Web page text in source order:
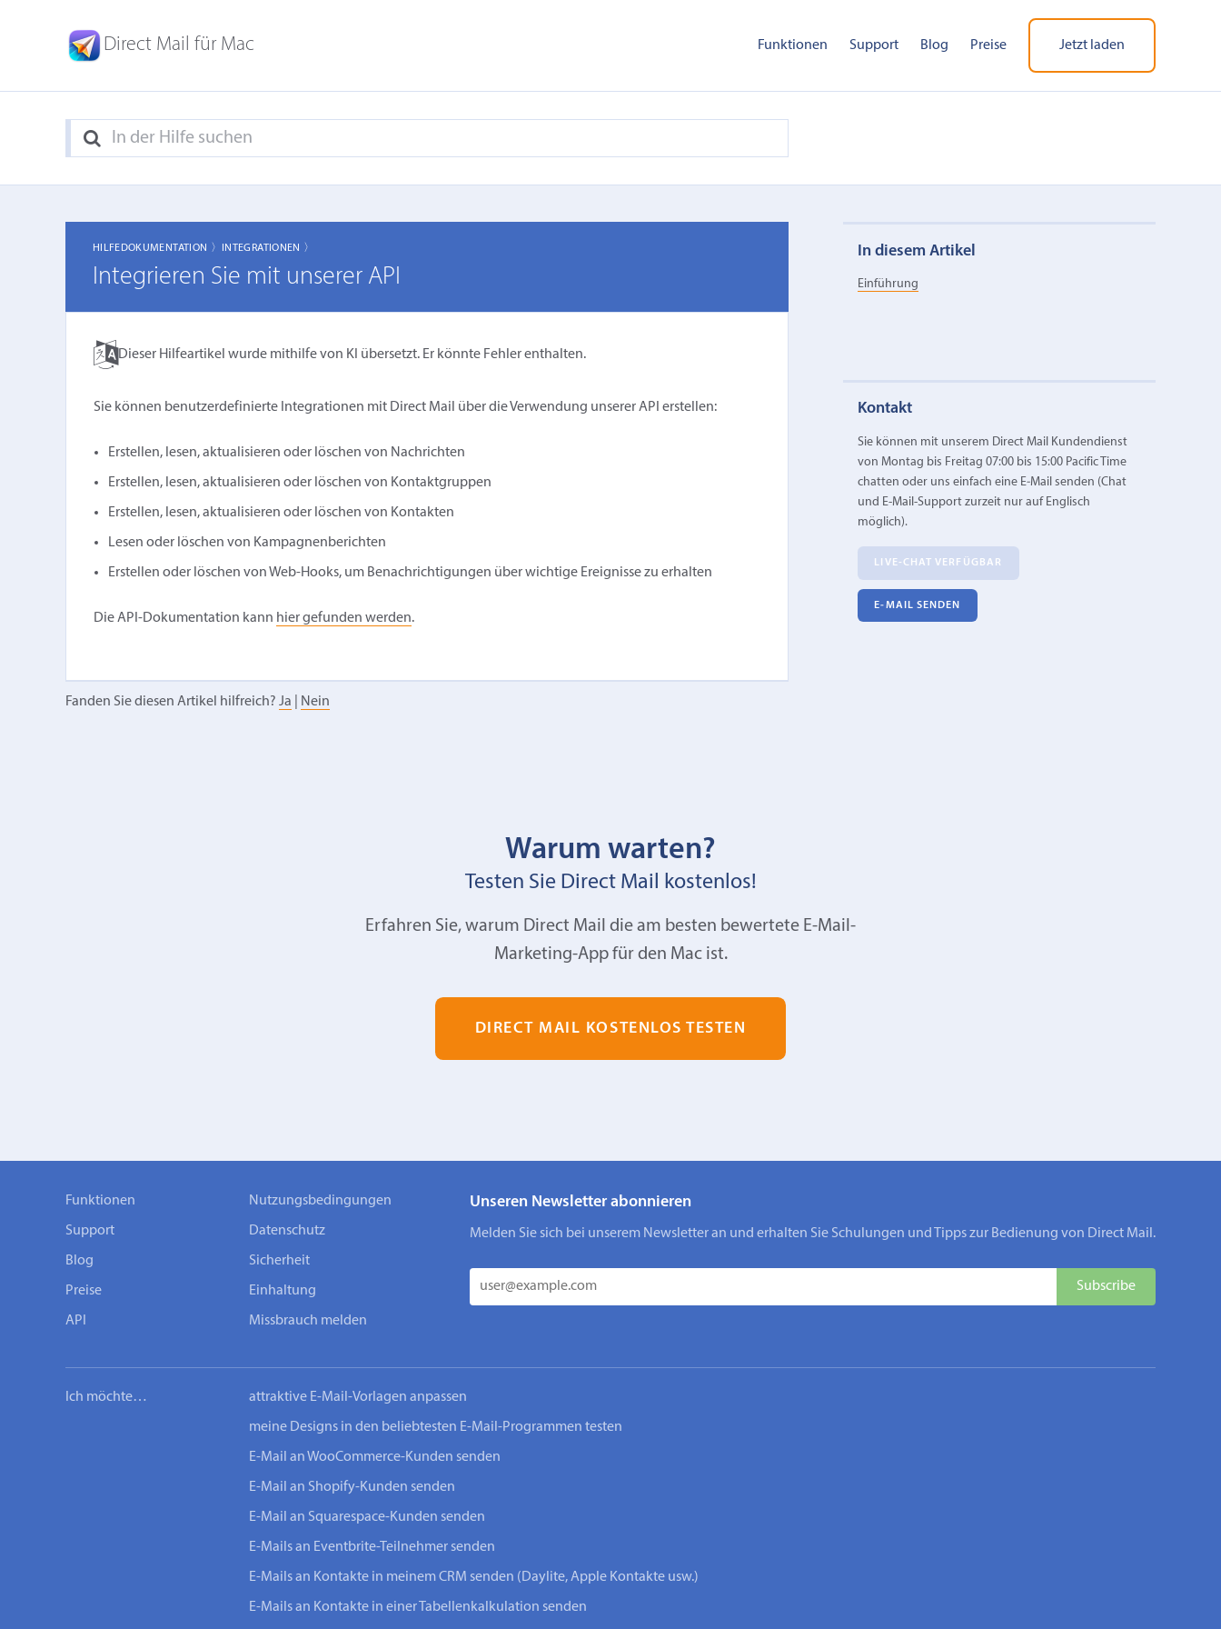
Direct Mail für Mac Funktionen Support Blog Preise Jetzt laden
HILFEDOKUMENTATION 〉 INTEGRATIONEN 〉
Integrieren Sie mit unserer API
Dieser Hilfeartikel wurde mithilfe von KI übersetzt. Er könnte Fehler enthalten.
Sie können benutzerdefinierte Integrationen mit Direct Mail über die Verwendung unserer API erstellen:
Erstellen, lesen, aktualisieren oder löschen von Nachrichten
Erstellen, lesen, aktualisieren oder löschen von Kontaktgruppen
Erstellen, lesen, aktualisieren oder löschen von Kontakten
Lesen oder löschen von Kampagnenberichten
Erstellen oder löschen von Web-Hooks, um Benachrichtigungen über wichtige Ereignisse zu erhalten
Die API-Dokumentation kann hier gefunden werden.
Fanden Sie diesen Artikel hilfreich? Ja Nein
In diesem Artikel
Einführung
Kontakt
Sie können mit unserem Direct Mail Kundendienst
von Montag bis Freitag 07:00 bis 15:00 Pacific Time
chatten oder uns einfach eine E‑Mail senden (Chat
und E-Mail-Support zurzeit nur auf Englisch
möglich).
LIVE-CHAT VERFÜGBAR
E‑MAIL SENDEN
Warum warten?
Testen Sie Direct Mail kostenlos!
Erfahren Sie, warum Direct Mail die am besten bewertete E-Mail-
Marketing-App für den Mac ist.
DIRECT MAIL KOSTENLOS TESTEN
Funktionen
Support
Blog
Preise
API
Nutzungsbedingungen
Datenschutz
Sicherheit
Einhaltung
Missbrauch melden
Unseren Newsletter abonnieren
Melden Sie sich bei unserem Newsletter an und erhalten Sie Schulungen und Tipps zur Bedienung von Direct Mail.
Ich möchte… attraktive E-Mail-Vorlagen anpassen
meine Designs in den beliebtesten E-Mail-Programmen testen
E-Mail an WooCommerce-Kunden senden
E-Mail an Shopify-Kunden senden
E-Mail an Squarespace-Kunden senden
E-Mails an Eventbrite-Teilnehmer senden
E-Mails an Kontakte in meinem CRM senden (Daylite, Apple Kontakte usw.)
E-Mails an Kontakte in einer Tabellenkalkulation senden